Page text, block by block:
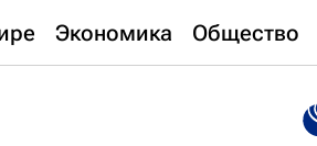
Экономика Общество